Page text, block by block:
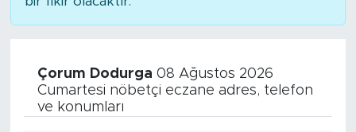
Çorum Dodurga 08 Ağustos 2026
Cumartesi nöbetçi eczane adres, telefon
ve konumları